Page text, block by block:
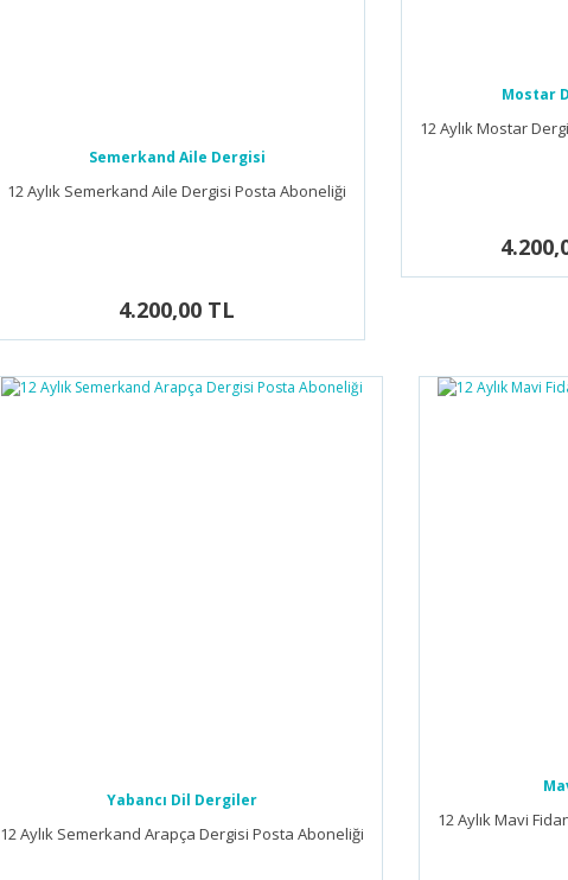
Semerkand Aile Dergisi
12 Aylık Semerkand Aile Dergisi Posta Aboneliği
4.200,00 TL
Mostar
12 Aylık Mostar
Yabancı Dil Dergiler
12 Aylık Semerkand Arapça Dergisi Posta Aboneliği
12 Aylık Mavi